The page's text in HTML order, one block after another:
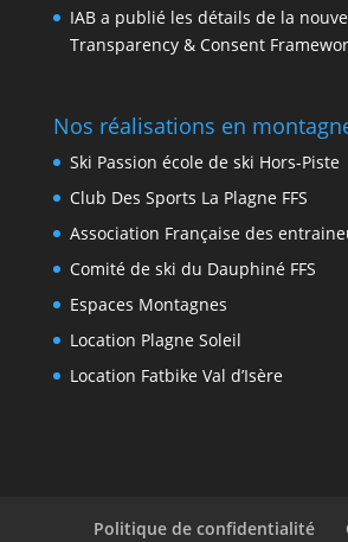
IAB a publié les détails de la
Transparency & Consent
Nos réalisations en
Ski Passion école de ski Hors-Piste
Club Des Sports La Plagne FFS
Association Française des
Comité de ski du Dauphiné FFS
Espaces Montagnes
Location Plagne Soleil
Location Fatbike Val d’Isère
Politique de confidentialité